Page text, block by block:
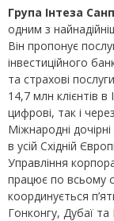
Група Інтеза
одним з
Він пропонує
інвестиційного
та страхові
14,7 млн клієнтів в
цифрові, так і
Міжнародні
в усій Східній
Управління
працює по всьому
координується
Гонконгу, Дубаї